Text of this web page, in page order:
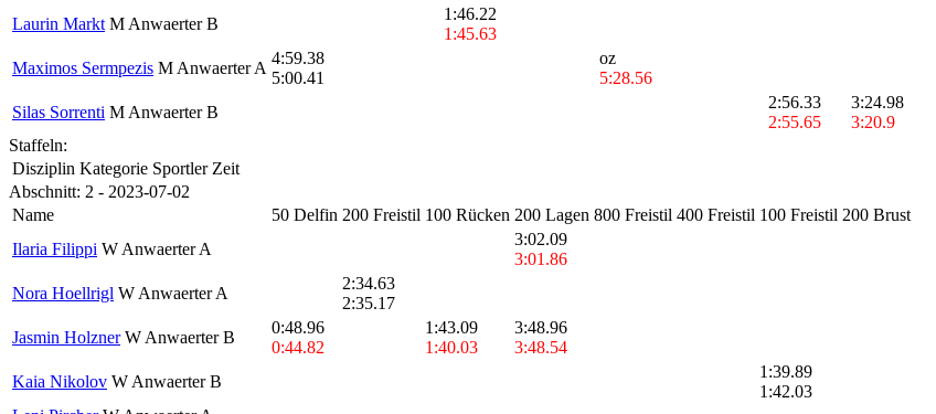
Laurin Markt M Anwaerter B
1:46.22
1:45.63
Maximos Sermpezis M Anwaerter A
4:59.38
5:00.41
oz
5:28.56
Silas Sorrenti M Anwaerter B
2:56.33
2:55.65
3:24.98
3:20.9
Staffeln:
Disziplin Kategorie Sportler Zeit
Abschnitt: 2 - 2023-07-02
Name
50 Delfin 200 Freistil 100 Rücken 200 Lagen 800 Freistil 400 Freistil 100 Freistil 200 Brust
Ilaria Filippi W Anwaerter A
3:02.09
3:01.86
Nora Hoellrigl W Anwaerter A
2:34.63
2:35.17
Jasmin HolznerW Anwaerter B
0:48.96
0:44.82
1:43.09
1:40.03
3:48.96
3:48.54
Kaia Nikolov W Anwaerter B
1:39.89
1:42.03